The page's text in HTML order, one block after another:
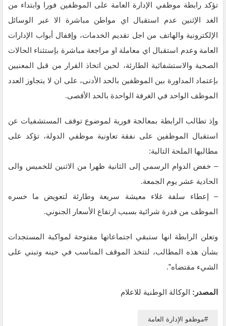
تؤكد رابطة موظفي الإدارة العامة على الموظفين فورا وابتداء من
الغد الإثنين عدم استقبال اي مواطن مباشرة الا عبر الوسائل
الإلكترونية والهاتف من اجل تقديم الخدمات، وإقفال أبواب الإدارات
العامة وعدم استقبال اي معاملة او مراجعة مباشرة بإستثناء الحالات
الصحية والاستشفائية الطارئة، لحين اتخاذ القرار من قبل المعنيين
بإعتماد المداورة بين الموظفين بالحد الأدنى، على ان لا يتجاوز العدد
الموظف الواحد في الغرفة الواحدة بالحد الأقصى.
وإذ تطالب الرابطة بمعالجة فورية لموضوع توقف المستشفيات عن
استقبال الموظفين على نفقة تعاونية موظفي الدولة، تؤكد على
مطالبها الملحة التالية:
– خفض الدوام الرسمي إلى الثانية ظهرا من الاثنين للخميس والى
الحادية عشر يوم الجمعة.
– إعطاء سلفة غلاء معيشة سريعة وطارئة لتعويض ما خسره
الموظف من قدرة شرائية بسبب ارتفاع الأسعار الجنوني.
وتعلن الرابطة انها ستبقي اجتماعاتها مفتوحة لمواكبة المستجدات
بشأن هذه المطالب، لتتخذ الموقف المناسب في حينه وتبني على
الشيء مقتضاه”.
المصدر: الوكالة الوطنية للاعلام
موظفو الإدارة العامة